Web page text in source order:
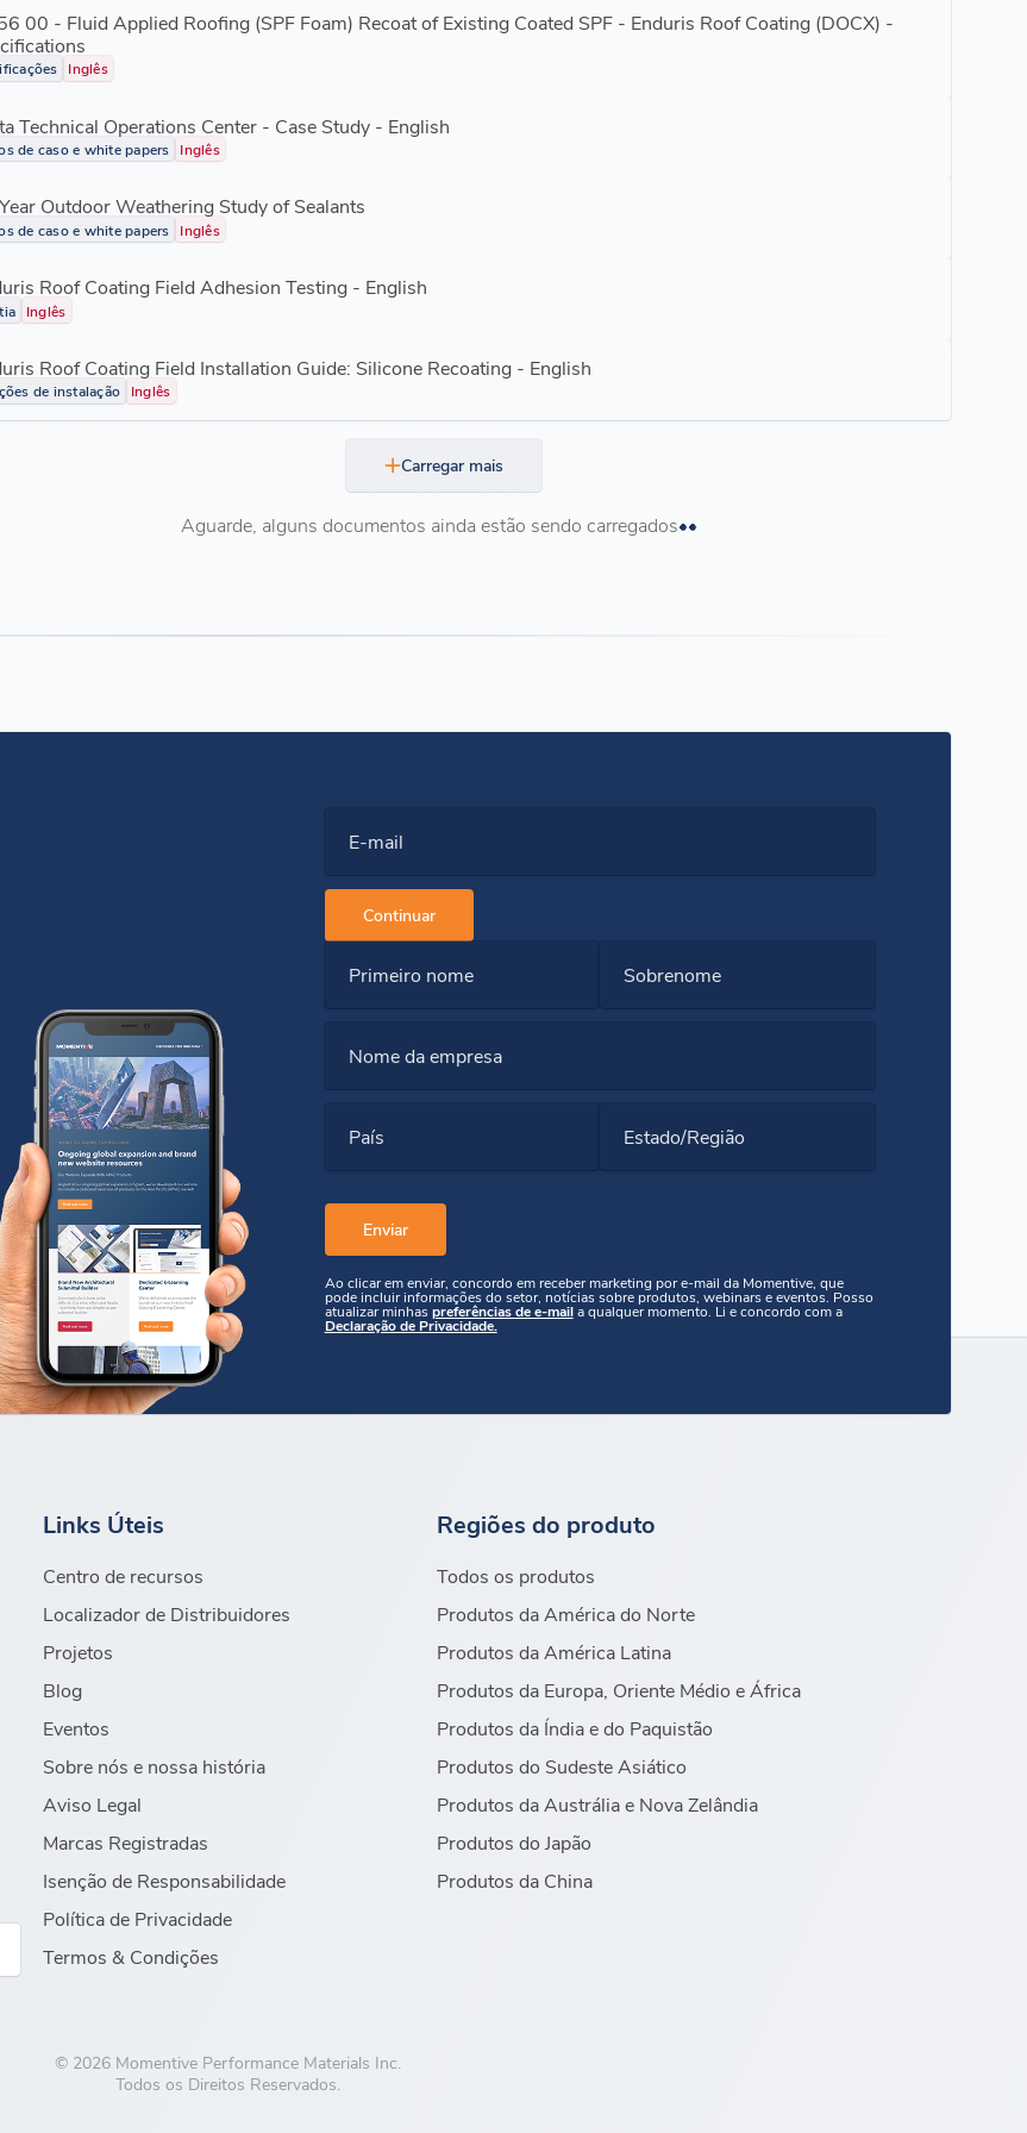
00 - Fluid Applied Roofing (SPF Foam) Recoat of Existing Coated SPF - Enduris Roof Coating (DOCX) -
Inglês
Technical Operations Center - Case Study - English
de caso e white papers Inglês
Outdoor Weathering Study of Sealants
de caso e white papers Inglês
Roof Coating Field Adhesion Testing - English
Inglês
Roof Coating Field Installation Guide: Silicone Recoating - English
de instalação Inglês
Carregar mais
Aguarde, alguns documentos ainda estão sendo carregados
E-mail
Continuar
Primeiro nome Sobrenome
Nome da empresa
País Estado/Região
Ao clicar em enviar, concordo em receber marketing por e-mail da Momentive, que
pode incluir informações do setor, notícias sobre produtos, webinars e eventos. Posso
atualizar minhaspreferências de e-maila qualquer momento. Li e concordo com a
Declaração de Privacidade.
Links Úteis
Centro de recursos
Localizador de Distribuidores
Projetos
Blog
Eventos
Sobre nós e nossa história
Aviso Legal
Marcas Registradas
Isenção de Responsabilidade
Política de Privacidade
Termos & Condições
Regiões do produto
Todos os produtos
Produtos da América do Norte
Produtos da América Latina
Produtos da Europa, Oriente Médio e África
Produtos da Índia e do Paquistão
Produtos do Sudeste Asiático
Produtos da Austrália e Nova Zelândia
Produtos do Japão
Produtos da China
© 2026 Momentive Performance Materials Inc.
Todos os Direitos Reservados.